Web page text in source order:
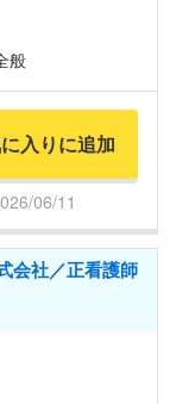
般
入りに追加
06/11
会社／正看護師